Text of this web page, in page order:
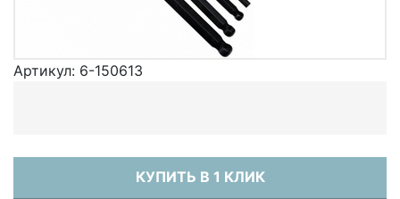
Артикул: 6-150613
КУПИТЬ В 1 КЛИК